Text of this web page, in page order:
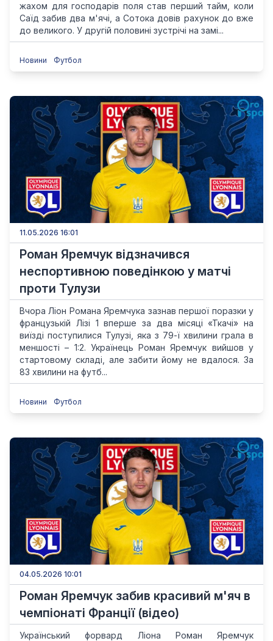
жахом для господарів поля став перший тайм, коли
Саїд забив два м'ячі, а Сотока довів рахунок до вже
до великого. У другій половині зустрічі на замі...
Новини Футбол
11.05.2026 16:01
Роман Яремчук відзначився
неспортивною поведінкою у матчі
проти Тулузи
Вчора Ліон Романа Яремчука зазнав першої поразки у
французькій Лізі 1 вперше за два місяці «Ткачі» на
виїзді поступилися Тулузі, яка з 79-ї хвилини грала в
меншості – 1:2. Українець Роман Яремчук вийшов у
стартовому складі, але забити йому не вдалося. За
83 хвилини на футб...
Новини Футбол
04.05.2026 10:01
Роман Яремчук забив красивий м'яч в
чемпіонаті Франції (відео)
Український форвард Ліона Роман Яремчук